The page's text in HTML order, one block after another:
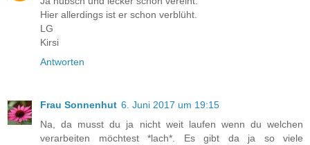
Hier allerdings ist er schon verblüht.
LG
Kirsi
Antworten
Frau Sonnenhut 6. Juni 2017 um 19:15
Na, da musst du ja nicht weit laufen wenn du welchen
verarbeiten möchtest *lach*. Es gibt da ja so viele